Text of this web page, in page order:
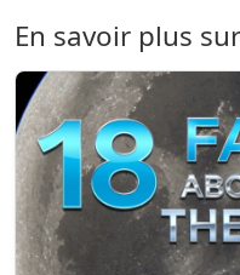
En savoir plus